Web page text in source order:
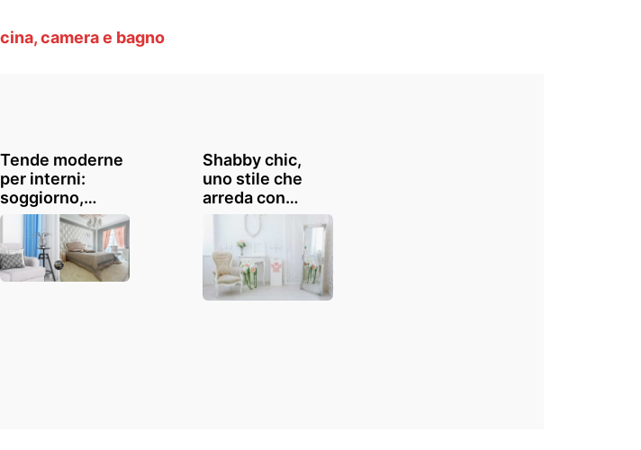
camera e bagno
Tende moderne
per interni:
soggiorno,
cucina, bagno...
Shabby chic,
uno stile che
arreda con
gusto: consigli e
ispirazioni